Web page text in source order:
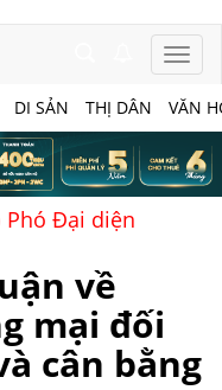
DI SẢN THỊ DÂN VĂN
Phó Đại diện
về
mại đối
cân bằng